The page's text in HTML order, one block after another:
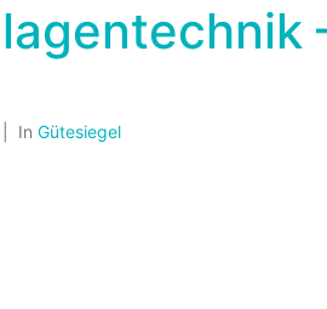
In Gütesiegel